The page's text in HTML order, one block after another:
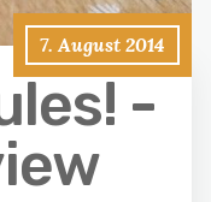
7. August 2014
-